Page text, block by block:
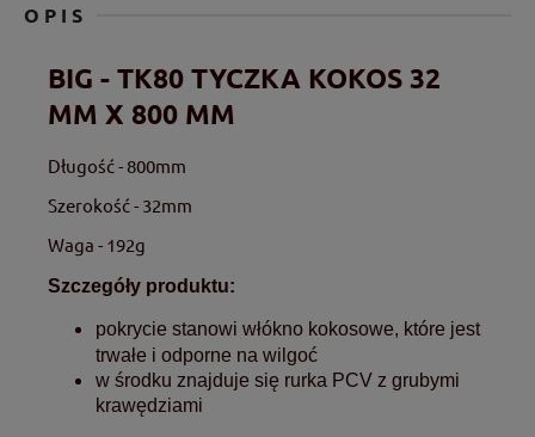
OPIS
BIG - TK80 TYCZKA KOKOS 32
MM X 800 MM
Długość - 800mm
Szerokość - 32mm
Waga - 192g
Szczegóły produktu:
pokrycie stanowi włókno kokosowe, które jest
trwałe i odporne na wilgoć
w środku znajduje się rurka PCV z grubymi
krawędziami